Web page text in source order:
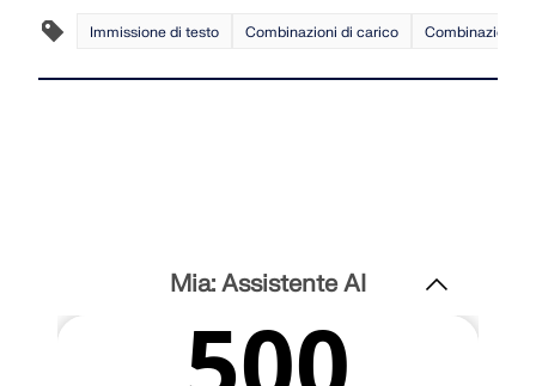
Il servizio online Dlubal fornisce mappe delle zone
delle velocità del vento e dei dati sismici.
Immissione di testo Combinazioni di carico Combinazione
Mia: Assistente AI